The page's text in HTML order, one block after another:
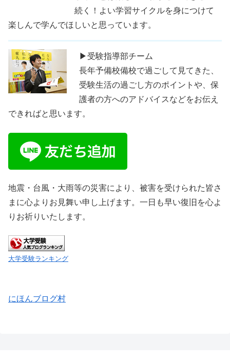
続く！よい学習サイクルを身につけて
楽しんで学んでほしいと思っています。
▶受験指導部チーム
長年予備校備校で過ごして見てきた、
受験生活の過ごし方のポイントや、保
護者の方へのアドバイスなどをお伝え
できればと思います。
地震・台風・大雨等の災害により、被害を受けられた皆さ
まに心よりお見舞い申し上げます。一日も早い復旧を心よ
りお祈りいたします。
大学受験ランキング
にほんブログ村